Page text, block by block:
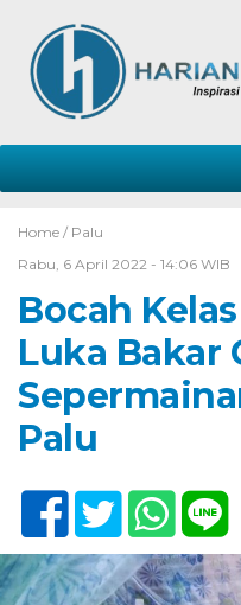
Home / Palu
Rabu, 6 April 2022 - 14:06 WIB
Bocah
Luka Bakar
Palu